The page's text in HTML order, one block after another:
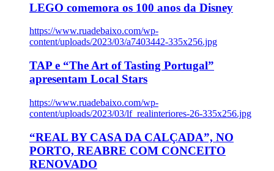
LEGO comemora os 100 anos da Disney
https://www.ruadebaixo.com/wp-
content/uploads/2023/03/a7403442-335x256.jpg
TAP e “The Art of Tasting Portugal”
apresentam Local Stars
https://www.ruadebaixo.com/wp-
content/uploads/2023/03/lf_realinteriores-26-335x256.jpg
“REAL BY CASA DA CALÇADA”, NO
PORTO, REABRE COM CONCEITO
RENOVADO